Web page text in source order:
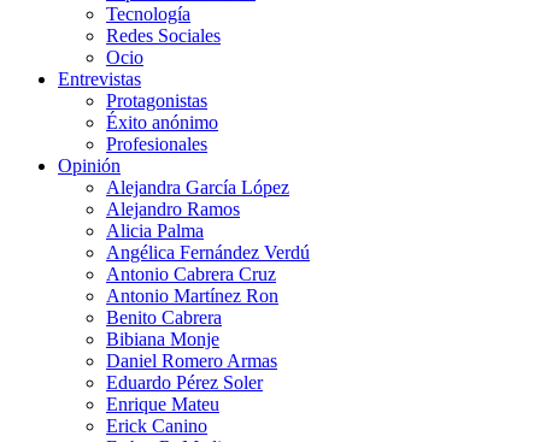
Tecnología
Redes Sociales
Ocio
Entrevistas
Protagonistas
Éxito anónimo
Profesionales
Opinión
Alejandra García López
Alejandro Ramos
Alicia Palma
Angélica Fernández Verdú
Antonio Cabrera Cruz
Antonio Martínez Ron
Benito Cabrera
Bibiana Monje
Daniel Romero Armas
Eduardo Pérez Soler
Enrique Mateu
Erick Canino